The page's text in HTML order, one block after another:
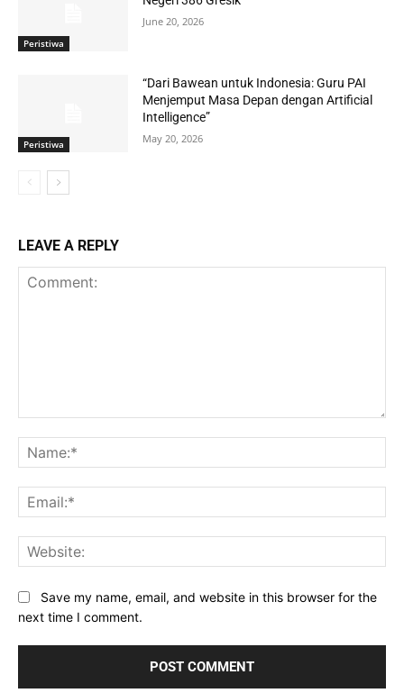
Peristiwa
June 20, 2026
Peristiwa
“Dari Bawean untuk Indonesia: Guru PAI
Menjemput Masa Depan dengan Artificial
Intelligence”
May 20, 2026
LEAVE A REPLY
Save my name, email, and website in this browser for the
next time I comment.